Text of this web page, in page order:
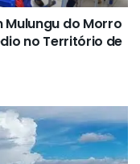
do Morro
no Território de